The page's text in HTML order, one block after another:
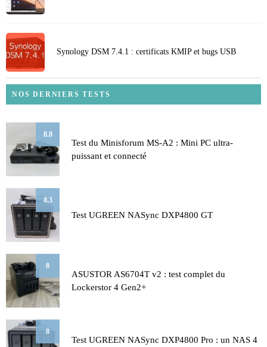
Synology DSM 7.4.1 : certificats KMIP et bugs USB
NOS DERNIERS TESTS
8.8
Test du Minisforum MS-A2 : Mini PC ultra-
puissant et connecté
8.3
Test UGREEN NASync DXP4800 GT
8
ASUSTOR AS6704T v2 : test complet du
Lockerstor 4 Gen2+
8
Test UGREEN NASync DXP4800 Pro : un NAS 4